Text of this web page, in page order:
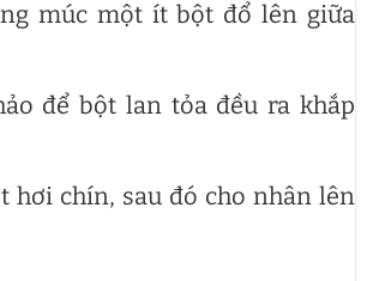
múc một ít bột đổ lên giữa
để bột lan tỏa đều ra khắp
hơi chín, sau đó cho nhân lên